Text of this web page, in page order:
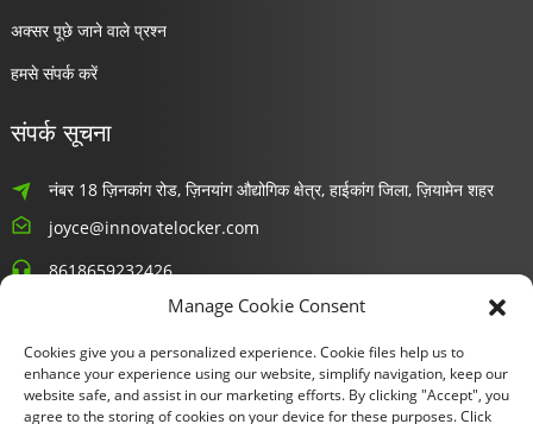
अक्सर पूछे जाने वाले प्रश्न
हमसे संपर्क करें
संपर्क सूचना
नंबर 18 ज़िनकांग रोड, ज़िनयांग औद्योगिक क्षेत्र, हाईकांग जिला, ज़ियामेन शहर
joyce@innovatelocker.com
8618659232426
अपना ईमेल पता दर्ज करें और हम आपको नवीनतम जानकारी और योजनाओं की जानकारी
Manage Cookie Consent
Cookies give you a personalized experience. Cookie files help us to
enhance your experience using our website, simplify navigation, keep our
website safe, and assist in our marketing efforts. By clicking "Accept", you
agree to the storing of cookies on your device for these purposes. Click